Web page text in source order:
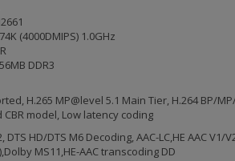
(4000DMIPS) 1.0GHz
DDR3
H.265 MP@level 5.1 Main Tier, H.264 BP/
model, Low latency coding
DTS HD/DTS M6 Decoding, AAC-LC,HE AAC V1/
MS11,HE-AAC transcoding DD